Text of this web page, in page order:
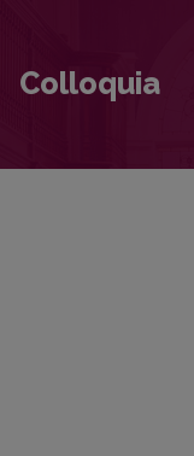
Colloquia